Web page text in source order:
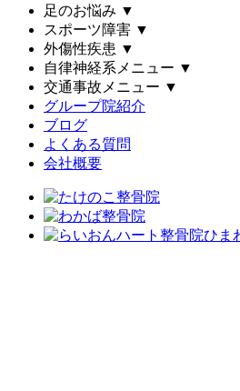
足のお悩み ▼
スポーツ障害 ▼
外傷性疾患 ▼
自律神経系メニュー ▼
交通事故メニュー ▼
グループ院紹介
ブログ
よくある質問
会社概要